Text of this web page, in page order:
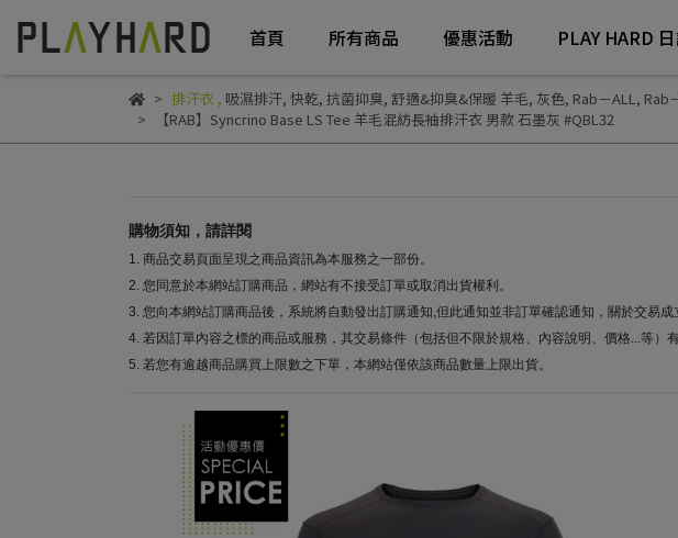
首頁 所有商品 優惠活動 PLAY HARD
排汗衣, 吸濕排汗, 快乾, 抗菌抑臭, 舒適&抑臭&保暖 羊毛, 灰色, Rab－ALL, Rab
【RAB】Syncrino Base LS Tee 羊毛混紡長袖排汗衣 男款 石墨灰 #QBL32
購物須知，請詳閱
1. 商品交易頁面呈現之商品資訊為本服務之一部份。
2. 您同意於本網站訂購商品，網站有不接受訂單或取消出貨權利。
3. 您向本網站訂購商品後，系統將自動發出訂購通知,但此通知並非訂單確認通知，關於交易成
4. 若因訂單內容之標的商品或服務，其交易條件（包括但不限於規格、內容說明、價格...等）
5. 若您有逾越商品購買上限數之下單，本網站僅依該商品數量上限出貨。